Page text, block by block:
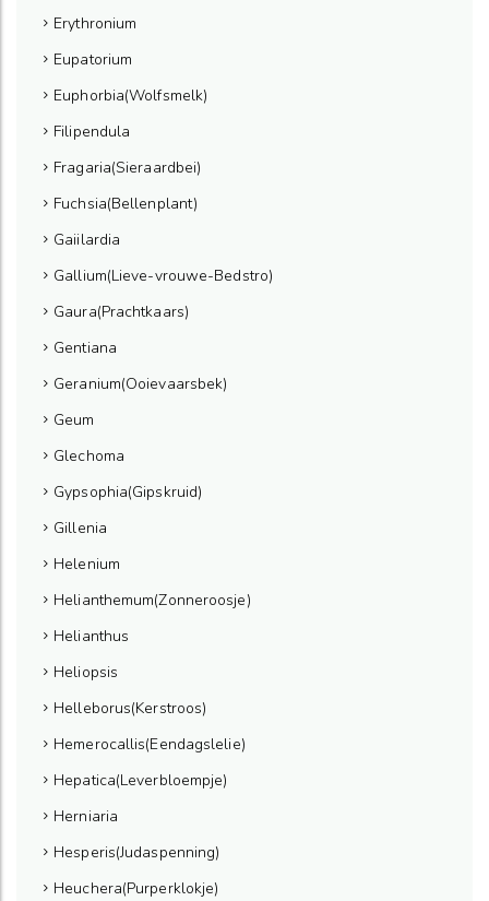
Erythronium
Eupatorium
Euphorbia(Wolfsmelk)
Filipendula
Fragaria(Sieraardbei)
Fuchsia(Bellenplant)
Gaiilardia
Gallium(Lieve-vrouwe-Bedstro)
Gaura(Prachtkaars)
Gentiana
Geranium(Ooievaarsbek)
Geum
Glechoma
Gypsophia(Gipskruid)
Gillenia
Helenium
Helianthemum(Zonneroosje)
Helianthus
Heliopsis
Helleborus(Kerstroos)
Hemerocallis(Eendagslelie)
Hepatica(Leverbloempje)
Herniaria
Hesperis(Judaspenning)
Heuchera(Purperklokje)